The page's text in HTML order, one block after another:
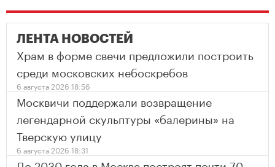
ЛЕНТА НОВОСТЕЙ
Храм в форме свечи предложили построить
среди московских небоскребов
6 августа 2026 18:56
Москвичи поддержали возвращение
легендарной скульптуры «балерины» на
Тверскую улицу
6 августа 2026 18:31